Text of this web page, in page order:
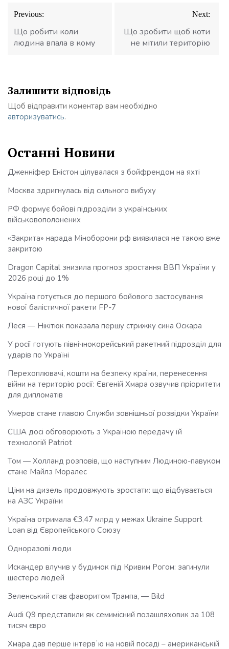
Навігація
записів
Previous:
Що робити коли
людина впала в кому
Next:
Що зробити щоб коти
не мітили територію
Залишити відповідь
Щоб відправити коментар вам необхідно
авторизуватись.
Останні Новини
Дженніфер Еністон цілувалася з бойфрендом на яхті
Москва здригнулась від сильного вибуху
РФ формує бойові підрозділи з українських
військовополонених
«Закрита» нарада Міноборони рф виявилася не такою вже
закритою
Dragon Capital знизила прогноз зростання ВВП України у
2026 році до 1%
Україна готується до першого бойового застосування
нової балістичної ракети FP-7
Леся — Нікітюк показала першу стрижку сина Оскара
У росії готують північнокорейський ракетний підрозділ для
ударів по Україні
Перехоплювачі, кошти на безпеку країни, перенесення
війни на територію росії: Євгеній Хмара озвучив пріоритети
для дипломатів
Умеров стане главою Служби зовнішньої розвідки України
США досі обговорюють з Україною передачу їй
технологій Patriot
Том — Холланд розповів, що наступним Людиною-павуком
стане Майлз Моралес
Ціни на дизель продовжують зростати: що відбувається
на АЗС України
Україна отримала €3,47 млрд у межах Ukraine Support
Loan від Європейського Союзу
Одноразові люди
Искандер влучив у будинок під Кривим Рогом: загинули
шестеро людей
Зеленський став фаворитом Трампа, — Bild
Audi Q9 представили як семимісний позашляховик за 108
тисяч євро
Хмара дав перше інтервʼю на новій посаді – американській